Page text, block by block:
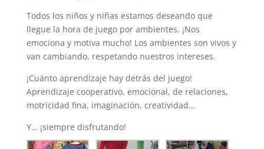
Todos los niños y niñas estamos deseando que
llegue la hora de juego por ambientes. ¡Nos
emociona y motiva mucho! Los ambientes son vivos y
van cambiando, respetando nuestros intereses.
¡Cuánto aprendizaje hay detrás del juego!
Aprendizaje cooperativo, emocional, de relaciones,
motricidad fina, imaginación, creatividad…
Y… ¡siempre disfrutando!